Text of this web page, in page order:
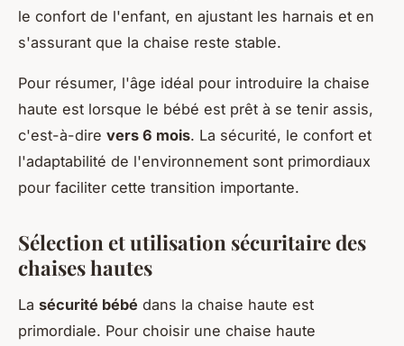
le confort de l'enfant, en ajustant les harnais et en
s'assurant que la chaise reste stable.
Pour résumer, l'âge idéal pour introduire la chaise
haute est lorsque le bébé est prêt à se tenir assis,
c'est-à-dire vers 6 mois. La sécurité, le confort et
l'adaptabilité de l'environnement sont primordiaux
pour faciliter cette transition importante.
Sélection et utilisation sécuritaire des
chaises hautes
La sécurité bébé dans la chaise haute est
primordiale. Pour choisir une chaise haute